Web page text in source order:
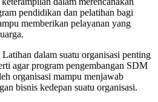
pendidikan dan pelatihan bagi
memberikan pelayanan yang
dalam suatu organisasi penting
agar program pengembangan SDM
organisasi mampu menjawab
bisnis kedepan suatu organisasi.